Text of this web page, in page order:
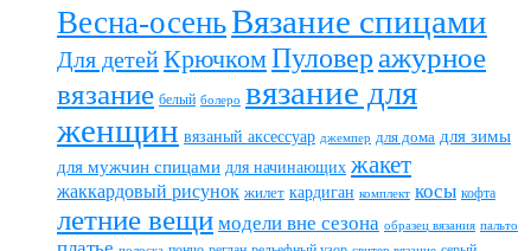
Весна-осеньВязание спицами
Для детейКрючкомПуловер ажурное
вязание белый болеро вязание для
женщин вязаный аксессуар джемпер для дома для зимы
для мужчин спицами для начинающих жакет
жаккардовый рисунок жилет кардиган комплект косы кофта
летние вещи модели вне сезона образец вязания пальто